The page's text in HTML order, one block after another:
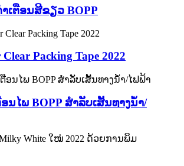
ເຕືອນສີຂຽວ BOPP
Clear Packing Tape 2022
ອນໄພ BOPP ສໍາລັບເສັ້ນທາງນໍ້າ/